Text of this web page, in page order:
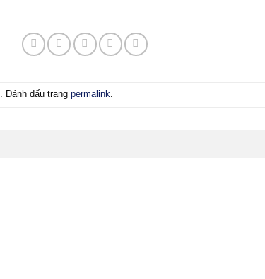
. Đánh dấu trang permalink.